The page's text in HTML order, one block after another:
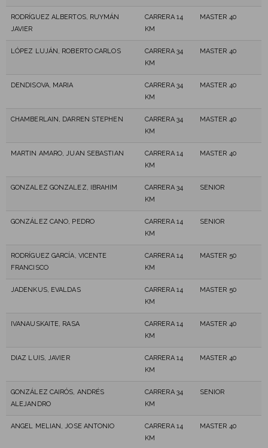
RODRÍGUEZ ALBERTOS, RUYMÁN
JAVIER
CARRERA 14
KM
MASTER 40
LÓPEZ LUJÁN, ROBERTO CARLOS
CARRERA 34
KM
MASTER 40
DENDISOVA, MARIA
CARRERA 34
KM
MASTER 40
CHAMBERLAIN, DARREN STEPHEN
CARRERA 34
KM
MASTER 40
MARTIN AMARO, JUAN SEBASTIAN
CARRERA 14
KM
MASTER 40
GONZALEZ GONZALEZ, IBRAHIM
CARRERA 34
KM
SENIOR
GONZÁLEZ CANO, PEDRO
CARRERA 14
KM
SENIOR
RODRÍGUEZ GARCÍA, VICENTE
FRANCISCO
CARRERA 14
KM
MASTER 50
JADENKUS, EVALDAS
CARRERA 14
KM
MASTER 50
IVANAUSKAITE, RASA
CARRERA 14
KM
MASTER 40
DIAZ LUIS, JAVIER
CARRERA 14
KM
MASTER 40
GONZÁLEZ CAIRÓS, ANDRÉS
ALEJANDRO
CARRERA 34
KM
SENIOR
ANGEL MELIAN, JOSE ANTONIO
CARRERA 14
KM
MASTER 40